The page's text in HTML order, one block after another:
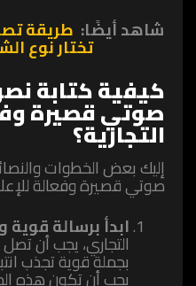
شاهد أيضًا: طريقة
تختار نوع
كيفية كتابة
صوتي قصيرة
التجارية؟
إليك بعض الخطوات
صوتي قصيرة وفعالة
ابدأ برسالة
التجاري، يجب أن
بجملة قوية تجذب
يجب أن تكون هذه